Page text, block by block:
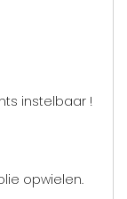
instelbaar !
opwielen.